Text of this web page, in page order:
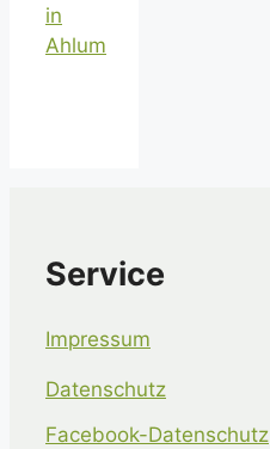
in
Ahlum
Service
Impressum
Datenschutz
Facebook-Datenschutz